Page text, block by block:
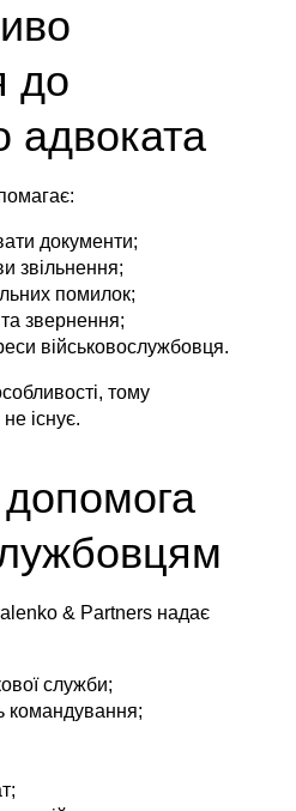
до
адвоката
документи;
звільнення;
помилок;
та звернення;
військовослужбовця.
тому
існує.
& Partners надає
служби;
командування;